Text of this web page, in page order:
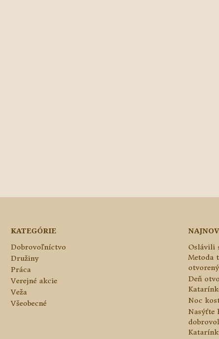
KATEGÓRIE
Dobrovoľníctvo
Družiny
Práca
Verejné akcie
Veža
Všeobecné
Oslávili
Metoda
Deň
Noc
Nasýťte